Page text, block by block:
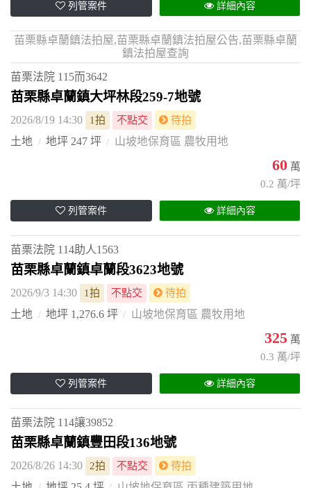
列管案件 詳細內容
苗栗縣卓蘭鎮法拍屋,苗栗縣卓蘭鎮法拍屋公告,苗栗縣卓蘭
鎮法拍屋查詢
苗栗法院 115而3642
苗栗縣卓蘭鎮大坪林段259-7地號
2026/8/19 14:30 1拍 不點交 待拍
土地 地坪 247 坪 山坡地保育區 農牧用地
60 萬
0.2 萬/坪
列管案件 詳細內容
苗栗法院 114助人1563
苗栗縣卓蘭鎮卓蘭段3623地號
2026/9/3 14:30 1拍 不點交 待拍
土地 地坪 1,276.6 坪 山坡地保育區 農牧用地
325 萬
0.3 萬/坪
列管案件 詳細內容
苗栗法院 114讓39852
苗栗縣卓蘭鎮豐田段136地號
2026/8/26 14:30 2拍 不點交 待拍